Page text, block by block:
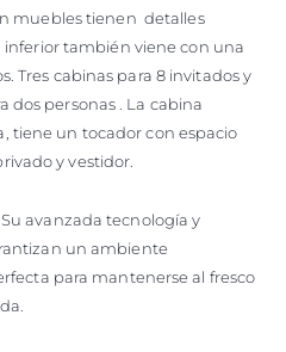
muebles tienen detalles
inferior también viene con una
Tres cabinas para 8 invitados y
dos personas . La cabina
tiene un tocador con espacio
y vestidor.
avanzada tecnología y
un ambiente
para mantenerse al fresco